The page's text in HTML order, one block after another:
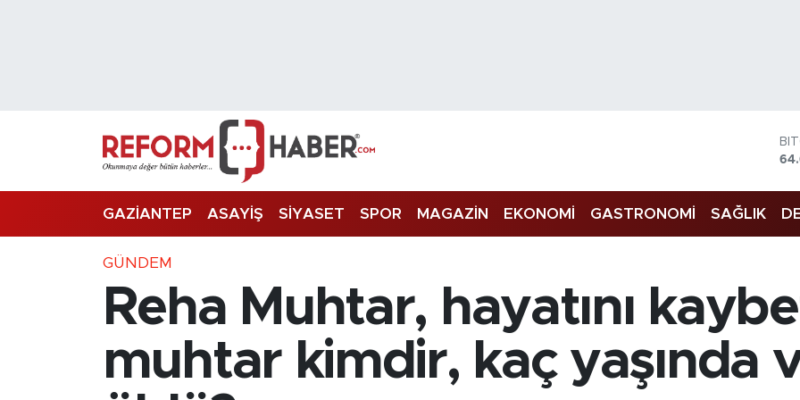
GAZİANTEP ASAYİŞ SİYASET SPOR MAGAZİN EKONOMİ GASTRONOMİ SAĞLIK
GÜNDEM
Reha Muhtar, hayatını
muhtar kimdir, kaç yaşında
Trafik Durumu
Süper Lig Puan Durumu ve Fikstür
Son Dakika Haberleri